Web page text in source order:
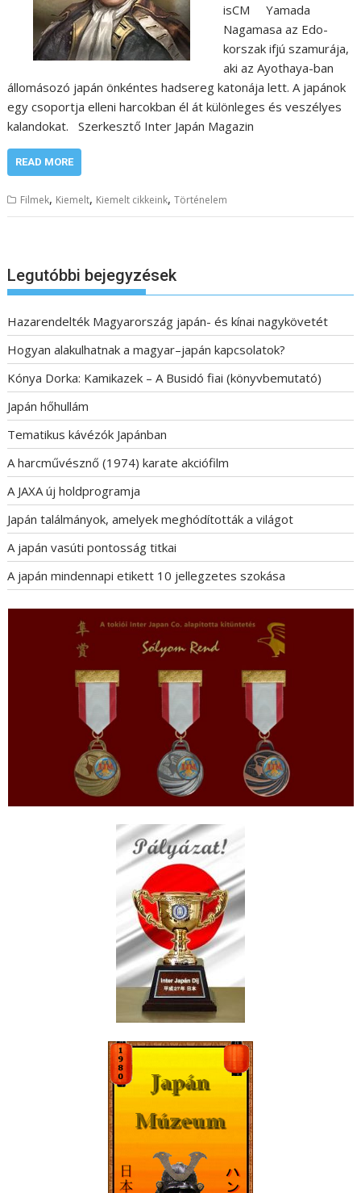
isCM Yamada
Nagamasa az Edo-
korszak ifjú szamurája,
aki az Ayothaya-ban
állomásozó japán önkéntes hadsereg katonája lett. A japánok
egy csoportja elleni harcokban él át különleges és veszélyes
kalandokat. Szerkesztő Inter Japán Magazin
READ MORE
Filmek, Kiemelt, Kiemelt cikkeink,Történelem
Legutóbbi bejegyzések
Hazarendelték Magyarország japán- és kínai nagykövetét
Hogyan alakulhatnak a magyar–japán kapcsolatok?
Kónya Dorka: Kamikazek – A Busidó fiai (könyvbemutató)
Japán hőhullám
Tematikus kávézók Japánban
A harcművésznő (1974) karate akciófilm
A JAXA új holdprogramja
Japán találmányok, amelyek meghódították a világot
A japán vasúti pontosság titkai
A japán mindennapi etikett 10 jellegzetes szokása